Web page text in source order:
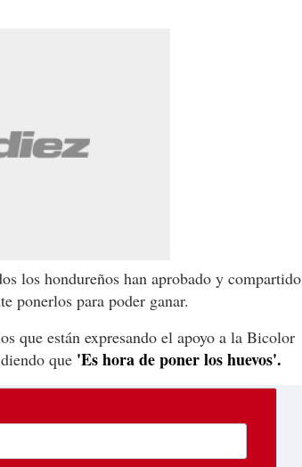
los hondureños han aprobado y compartido
ponerlos para poder ganar.
que están expresando el apoyo a la Bicolor
que 'Es hora de poner los huevos'.